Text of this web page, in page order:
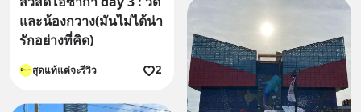
และน้องกวาง(มันไม่ได้น่า
รักอย่างที่คิด)
สุดแท้แต่จะรีวิว 2